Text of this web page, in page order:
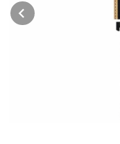
Prev